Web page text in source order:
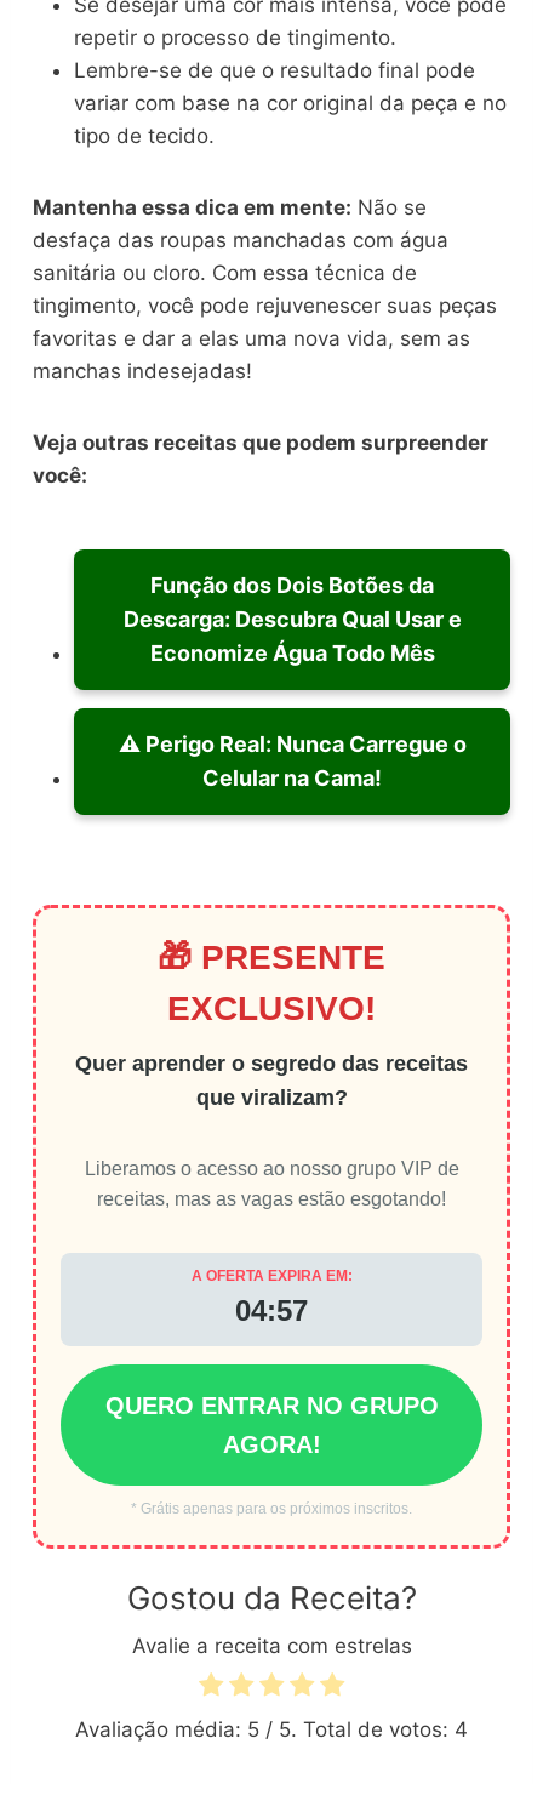
Se desejar uma cor mais intensa, você pode
repetir o processo de tingimento.
Lembre-se de que o resultado final pode
variar com base na cor original da peça e no
tipo de tecido.
Mantenha essa dica em mente: Não se
desfaça das roupas manchadas com água
sanitária ou cloro. Com essa técnica de
tingimento, você pode rejuvenescer suas peças
favoritas e dar a elas uma nova vida, sem as
manchas indesejadas!
Veja outras receitas que podem surpreender
você:
Função dos Dois Botões da
Descarga: Descubra Qual Usar e
Economize Água Todo Mês
⚠️ Perigo Real: Nunca Carregue o
Celular na Cama!
🎁 PRESENTE
EXCLUSIVO!
Quer aprender o segredo das receitas
que viralizam?
Liberamos o acesso ao nosso grupo VIP de
receitas, mas as vagas estão esgotando!
A OFERTA EXPIRA EM:
04:56
QUERO ENTRAR NO GRUPO
AGORA!
* Grátis apenas para os próximos inscritos.
Gostou da Receita?
Avalie a receita com estrelas
Avaliação média: 5 / 5. Total de votos: 4